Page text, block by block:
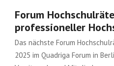
Forum
professioneller
Das nächste Forum
2025 im Quadriga Forum in